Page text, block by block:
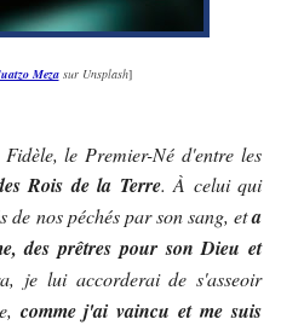
Mezasur Unsplash]
le Premier-Né d'entre les
Rois de la Terre. À celui qui
de nos péchés par son sang, eta
des prêtres pour son Dieu et
je lui accorderai de s'asseoir
comme j'ai vaincu et me suis